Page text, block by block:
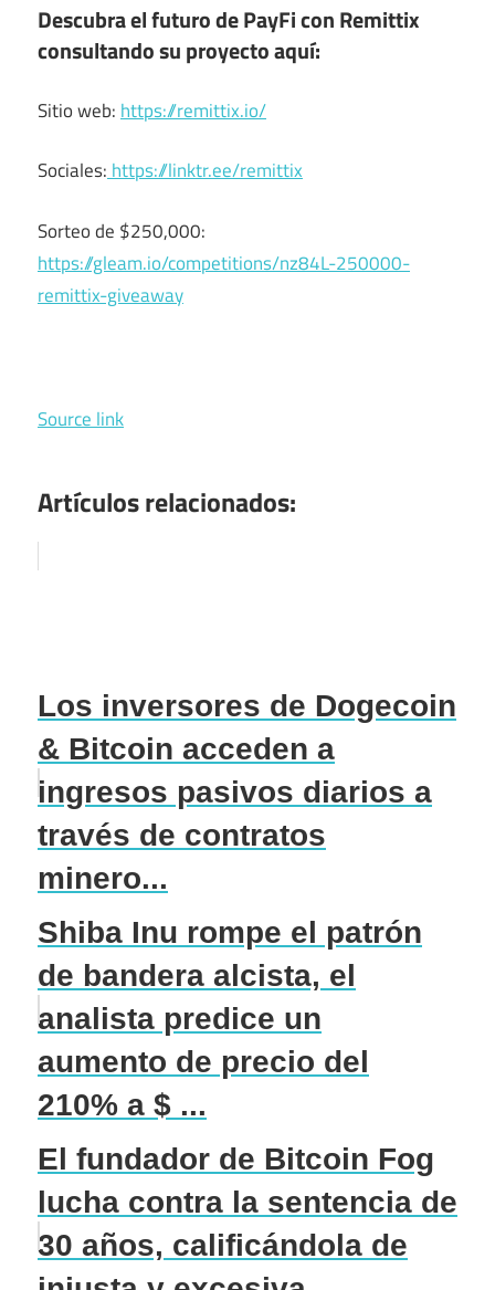
Descubra el futuro de PayFi con Remittix
consultando su proyecto aquí:
Sitio web: https://remittix.io/
Sociales:https://linktr.ee/remittix
Sorteo de $250,000:
https://gleam.io/competitions/nz84L-250000-
remittix-giveaway
Source link
Artículos relacionados:
Los inversores de Dogecoin
& Bitcoin acceden a
ingresos pasivos diarios a
través de contratos
minero...
Shiba Inu rompe el patrón
de bandera alcista, el
analista predice un
aumento de precio del
210% a $ ...
El fundador de Bitcoin Fog
lucha contra la sentencia de
30 años, calificándola de